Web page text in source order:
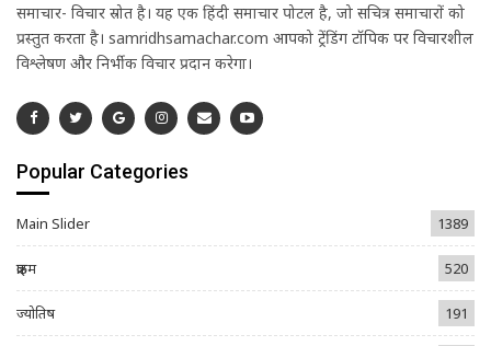
समाचार- विचार स्रोत है। यह एक हिंदी समाचार पोर्टल है, जो सचित्र समाचारों को
प्रस्तुत करता है। samridhsamachar.com आपको ट्रेंडिंग टॉपिक पर विचारशील
विश्लेषण और निर्भीक विचार प्रदान करेगा।
Popular Categories
Main Slider 1389
क्राइम 520
ज्योतिष 191